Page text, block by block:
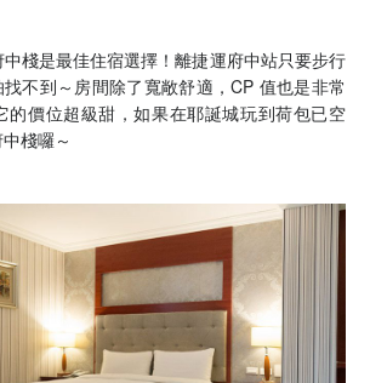
棧是最佳住宿選擇！離捷運府中站只要步行
不到～房間除了寬敞舒適，CP 值也是非常
的價位超級甜，如果在耶誕城玩到荷包已空
棧囉～